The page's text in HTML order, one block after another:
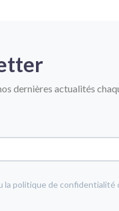
dernières actualités
la politique de confidentialité